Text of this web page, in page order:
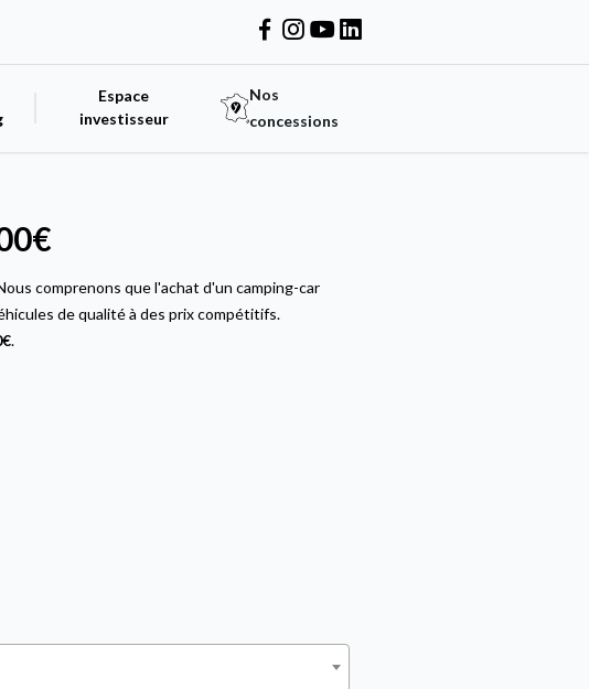
Espace
investisseur
Nos
concessions
comprenons que l'achat d'un camping-car
de qualité à des prix compétitifs.
.